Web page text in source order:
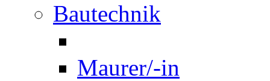
Bautechnik
Maurer/-in